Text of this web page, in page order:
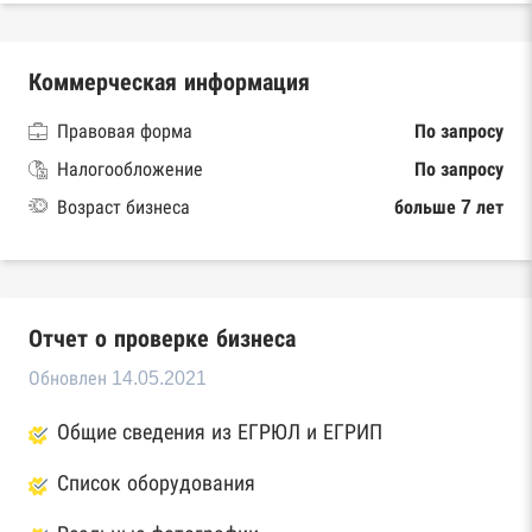
Коммерческая информация
Правовая форма
По запросу
Налогообложение
По запросу
Возраст бизнеса
больше 7 лет
Отчет о проверке бизнеса
Обновлен 14.05.2021
Общие сведения из ЕГРЮЛ и ЕГРИП
Список оборудования